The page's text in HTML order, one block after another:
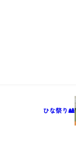
ひな祭り🎎